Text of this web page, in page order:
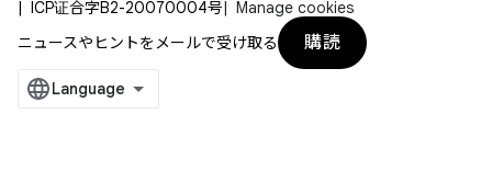
ICP证合字B2-20070004号
Manage cookies
ニュースやヒントをメールで受け取る
購読